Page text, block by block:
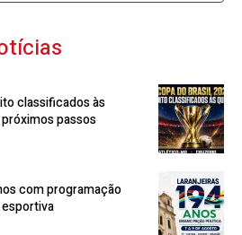
classificados às
passos
com programação